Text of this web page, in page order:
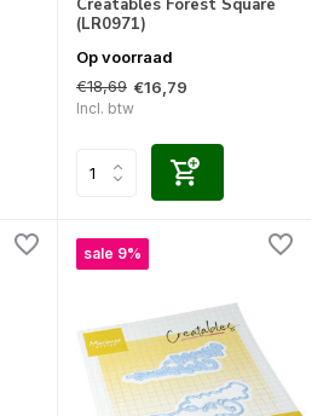
Creatables Forest Square
(LR0971)
Op voorraad
€18,69 €16,79
Incl. btw
sale 9%